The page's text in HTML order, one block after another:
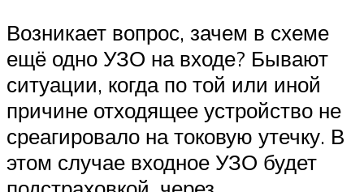
Возникает вопрос, зачем в схеме
ещё одно УЗО на входе? Бывают
ситуации, когда по той или иной
причине отходящее устройство не
среагировало на токовую утечку. В
этом случае входное УЗО будет